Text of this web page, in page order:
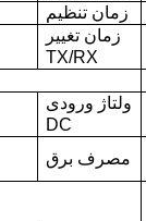
زمان تنظیم
زمان تغییر
TX/RX
ولتاژ ورودی
DC
مصرف برق